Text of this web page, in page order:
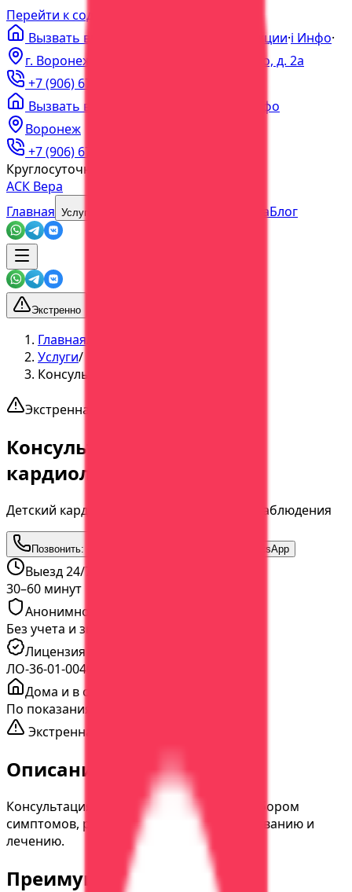
Перейти к содержимому
Вызвать врача на дом
Акции·ℹ️ Инфо·
г. Воронеж, пер. Богдана Хмельницкого, д. 2а
+7 (906) 679-60-00
Вызвать врача
Инфо
Воронеж
+7 (906) 679-60-00
Круглосуточно
АСК Вера
Главная Услуги Наша командаБлог
Экстренно
Главная
Услуги/
Консультация детского кардиолога
Экстренная помощь
Консультация детского
кардиолога
Детский кардиолог: диагностика и план наблюдения
Позвонить: Написать в WhatsApp
Выезд 24/7
30–60 минут
Анонимно
Без учета и звонков
Лицензия
ЛО-36-01-004065 от 05.03.2020
Дома и в стационаре
По показаниям
Экстренная помощь
Описание услуги
Консультация детского кардиолога с разбором
симптомов, рекомендациями по обследованию и
лечению.
Преимущества